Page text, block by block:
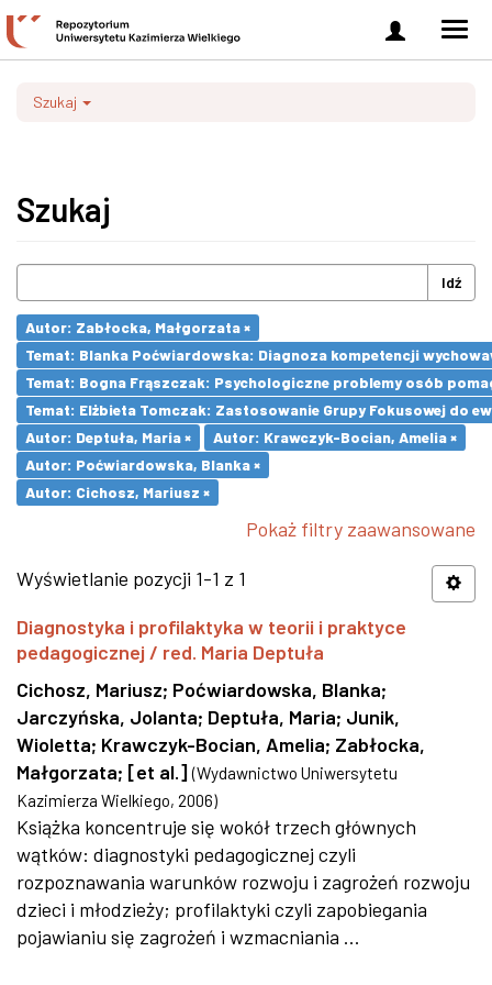
Zaloguj
się
Szukaj
Szukaj
Idź
Autor: Zabłocka, Małgorzata ×
Temat: Blanka Poćwiardowska: Diagnoza kompetencji
Temat: Bogna Frąszczak: Psychologiczne problemy osób
Temat: Elżbieta Tomczak: Zastosowanie Grupy Fokusowej do
Autor: Deptuła, Maria ×
Autor: Krawczyk-Bocian, Amelia ×
Autor: Poćwiardowska, Blanka ×
Autor: Cichosz, Mariusz ×
Pokaż filtry zaawansowane
Wyświetlanie pozycji 1-1 z 1
Diagnostyka i profilaktyka w teorii i praktyce
pedagogicznej / red. Maria Deptuła
Cichosz, Mariusz; Poćwiardowska, Blanka;
Jarczyńska, Jolanta; Deptuła, Maria; Junik,
Wioletta; Krawczyk-Bocian, Amelia; Zabłocka,
Małgorzata; [et al.] (Wydawnictwo Uniwersytetu
Kazimierza Wielkiego, 2006)
Książka koncentruje się wokół trzech głównych
wątków: diagnostyki pedagogicznej czyli
rozpoznawania warunków rozwoju i zagrożeń rozwoju
dzieci i młodzieży; profilaktyki czyli zapobiegania
pojawianiu się zagrożeń i wzmacniania ...